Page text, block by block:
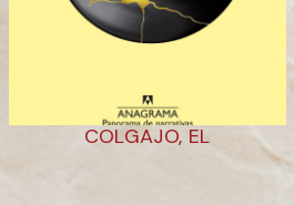
COLGAJO, EL